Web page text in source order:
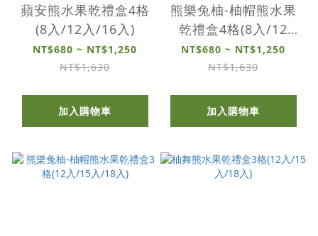
蘋安熊水果乾禮盒4格
(8入/12入/16入)
NT$680 ~ NT$1,250
NT$1,630
加入購物車
熊樂兔柚-柚帽熊水果
乾禮盒4格(8入/12
入/16入)
NT$680 ~ NT$1,250
NT$1,630
加入購物車